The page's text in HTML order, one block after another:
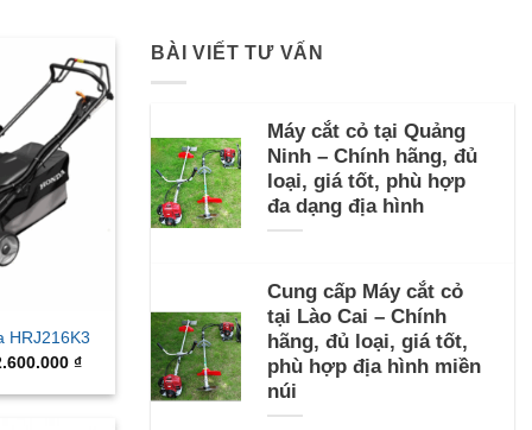
HRJ216K3
₫Current
is:
BÀI VIẾT TƯ VẤN
Máy cắt cỏ tại Quảng
Ninh – Chính hãng, đủ
loại, giá tốt, phù hợp
đa dạng địa hình
Cung cấp Máy cắt cỏ
tại Lào Cai – Chính
hãng, đủ loại, giá tốt,
phù hợp địa hình miền
núi